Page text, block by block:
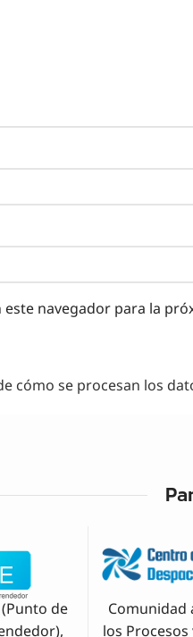
navegador para la
cómo se procesan los
de
Comunidad
los Procesos